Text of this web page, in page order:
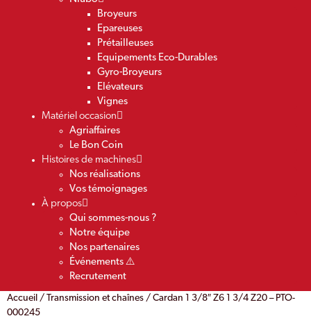
Broyeurs
Epareuses
Prétailleuses
Equipements Eco-Durables
Gyro-Broyeurs
Elévateurs
Vignes
Matériel occasion
Agriaffaires
Le Bon Coin
Histoires de machines
Nos réalisations
Vos témoignages
À propos
Qui sommes-nous ?
Notre équipe
Nos partenaires
Événements ⚠️
Recrutement
Accueil / Transmission et chaînes / Cardan 1 3/8″ Z6 1 3/4 Z20 – PTO-
000245